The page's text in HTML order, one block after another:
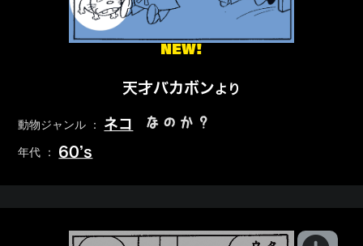
NEW!
天才バカボンより
動物ジャンル ： ネコ なのか？
年代 ： 60’s